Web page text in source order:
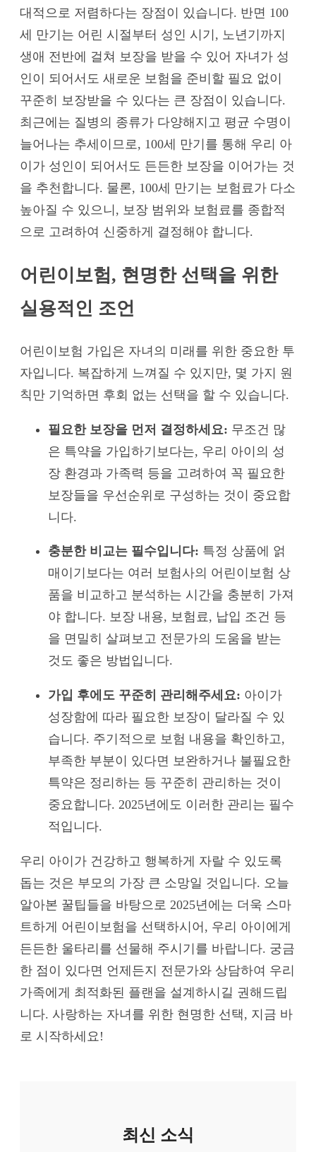
대적으로 저렴하다는 장점이 있습니다. 반면 100
세 만기는 어린 시절부터 성인 시기, 노년기까지
생애 전반에 걸쳐 보장을 받을 수 있어 자녀가 성
인이 되어서도 새로운 보험을 준비할 필요 없이
꾸준히 보장받을 수 있다는 큰 장점이 있습니다.
최근에는 질병의 종류가 다양해지고 평균 수명이
늘어나는 추세이므로, 100세 만기를 통해 우리 아
이가 성인이 되어서도 든든한 보장을 이어가는 것
을 추천합니다. 물론, 100세 만기는 보험료가 다소
높아질 수 있으니, 보장 범위와 보험료를 종합적
으로 고려하여 신중하게 결정해야 합니다.
어린이보험, 현명한 선택을 위한
실용적인 조언
어린이보험 가입은 자녀의 미래를 위한 중요한 투
자입니다. 복잡하게 느껴질 수 있지만, 몇 가지 원
칙만 기억하면 후회 없는 선택을 할 수 있습니다.
필요한 보장을 먼저 결정하세요: 무조건 많
은 특약을 가입하기보다는, 우리 아이의 성
장 환경과 가족력 등을 고려하여 꼭 필요한
보장들을 우선순위로 구성하는 것이 중요합
니다.
충분한 비교는 필수입니다: 특정 상품에 얽
매이기보다는 여러 보험사의 어린이보험 상
품을 비교하고 분석하는 시간을 충분히 가져
야 합니다. 보장 내용, 보험료, 납입 조건 등
을 면밀히 살펴보고 전문가의 도움을 받는
것도 좋은 방법입니다.
가입 후에도 꾸준히 관리해주세요: 아이가
성장함에 따라 필요한 보장이 달라질 수 있
습니다. 주기적으로 보험 내용을 확인하고,
부족한 부분이 있다면 보완하거나 불필요한
특약은 정리하는 등 꾸준히 관리하는 것이
중요합니다. 2025년에도 이러한 관리는 필수
적입니다.
우리 아이가 건강하고 행복하게 자랄 수 있도록
돕는 것은 부모의 가장 큰 소망일 것입니다. 오늘
알아본 꿀팁들을 바탕으로 2025년에는 더욱 스마
트하게 어린이보험을 선택하시어, 우리 아이에게
든든한 울타리를 선물해 주시기를 바랍니다. 궁금
한 점이 있다면 언제든지 전문가와 상담하여 우리
가족에게 최적화된 플랜을 설계하시길 권해드립
니다. 사랑하는 자녀를 위한 현명한 선택, 지금 바
로 시작하세요!
최신 소식